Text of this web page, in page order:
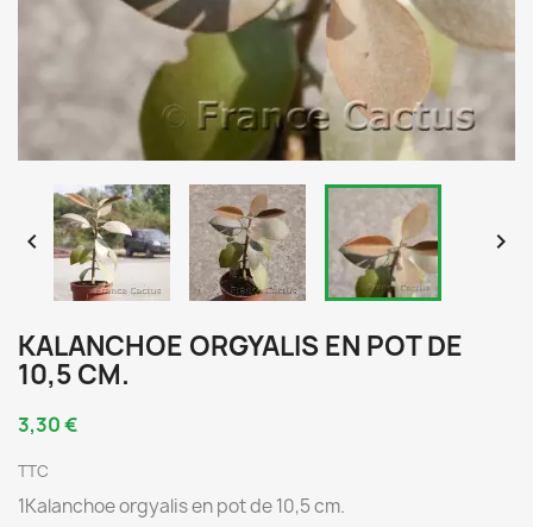
 
KALANCHOE ORGYALIS EN POT DE
10,5 CM.
3,30 €
TTC
1Kalanchoe orgyalis en pot de 10,5 cm.